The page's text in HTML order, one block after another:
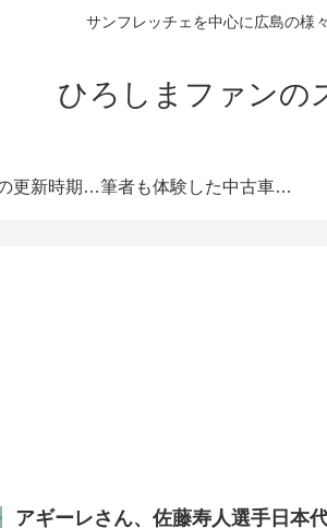
サンフレッチェを中心に広島の様
ひろしまファンの
自動車保険の更新時期にご注意！危険度が高くなる！忘れると等級にも響きます！ 筆者も体験した中古車情報・トヨタ・軽自動車 広島査定実戦編！
アギーレさん、佐藤寿人選手日本